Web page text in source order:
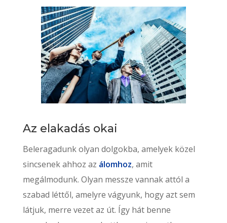
Az elakadás okai
Beleragadunk olyan dolgokba, amelyek közel
sincsenek ahhoz az álomhoz, amit
megálmodunk. Olyan messze vannak attól a
szabad léttől, amelyre vágyunk, hogy azt sem
látjuk, merre vezet az út. Így hát benne